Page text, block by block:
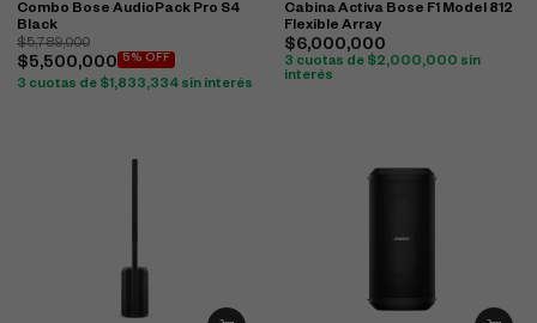
Combo Bose AudioPack Pro S4
Black
$5,789,000
$5,500,000 5% OFF
3 cuotas de $1,833,334 sin interés
Cabina Activa Bose F1 Model 812
Flexible Array
$6,000,000
3 cuotas de $2,000,000 sin
interés